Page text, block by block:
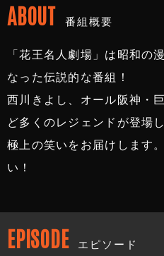
ABOUT 番組概要
「花王名人劇場」は昭和の
なった伝説的な番組！
西川きよし、オール阪神・
ど多くのレジェンドが登場
極上の笑いをお届けします
い！
EPISODE エピソード